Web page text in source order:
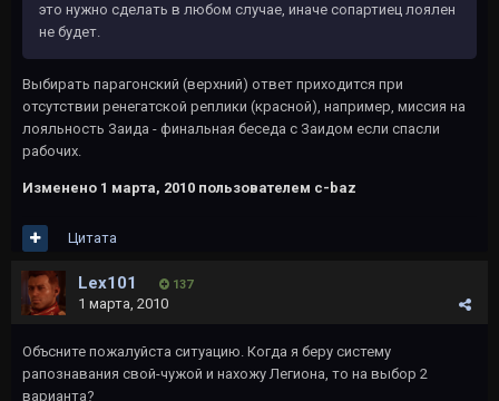
это нужно сделать в любом случае, иначе сопартиец лоялен
не будет.
Выбирать парагонский (верхний) ответ приходится при
отсутствии ренегатской реплики (красной), например, миссия на
лояльность Заида - финальная беседа с Заидом если спасли
рабочих.
Изменено 1 марта, 2010 пользователем c-baz
Цитата
Lex101 137
1 марта, 2010
Объсните пожалуйста ситуацию. Когда я беру систему
рапознавания свой-чужой и нахожу Легиона, то на выбор 2
варианта?